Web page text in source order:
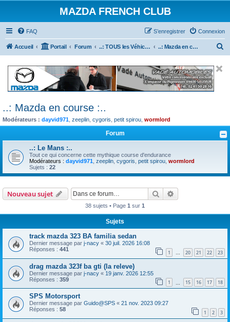
MAZDA FRENCH CLUB
FAQ Connexion
S’enregistrer
Accueil Portail Forum ..: TOUS les Véhicules MAZDA :.. ..: Mazda en course :..
h
..: Mazda en course :..
Modérateurs : dayvid971 zeeplin cygoris petit spirou wormlord
Forum
..: Le Mans :..
Tout ce qui concerne cette mythique course d'endurance
Modérateurs : dayvid971 zeeplin cygoris petit spirou wormlord
Sujets : 22
Nouveau sujet Rechercher
38 sujets • Page 1 sur 1
Sujets
track mazda 323 BA familia sedan
Dernier message par j-nacy « 30 juil. 2026 16:08
Réponses : 441 1 … 20 21 22 23
drag mazda 323f ba gti (la releve)
Dernier message par j-nacy « 19 janv. 2026 12:55
Réponses : 359 1 15 16 17 18
SPS Motorsport
Dernier message par Guido@SPS « 21 nov. 2023 09:27
Réponses : 58 1 2 3